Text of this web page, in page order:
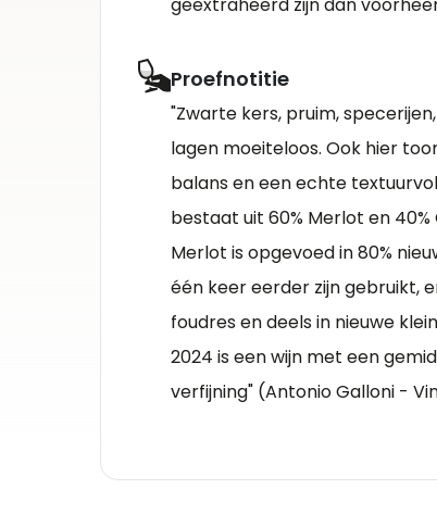
Proefnotitie
"Zwarte kers, pruim,
lagen moeiteloos. Ook hier
balans en een echte
bestaat uit 60% Merlot en
Merlot is opgevoed in 80%
één keer eerder zijn gebruikt,
foudres en deels in nieuwe
2024 is een wijn met een
verfijning" (Antonio Galloni -